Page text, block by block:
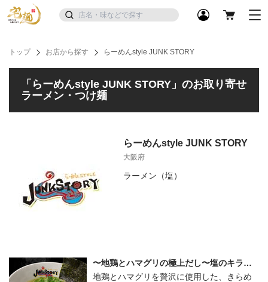
トップ お店から探す らーめんstyle JUNK STORY
「らーめんstyle JUNK STORY」のお取り寄せ
ラーメン・つけ麺
らーめんstyle JUNK STORY
大阪府
ラーメン（塩）
〜地鶏とハマグリの極上だし〜塩のキラメ
キ
地鶏とハマグリを贅沢に使用した、きらめ